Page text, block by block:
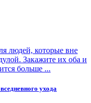
людей, которые вне
Закажите их оба и
больше ...
ухода